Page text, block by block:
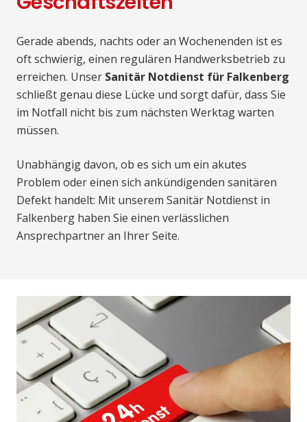
Gerade abends, nachts oder an Wochenenden ist es
oft schwierig, einen regulären Handwerksbetrieb zu
erreichen. Unser Sanitär Notdienst für Falkenberg
schließt genau diese Lücke und sorgt dafür, dass Sie
im Notfall nicht bis zum nächsten Werktag warten
müssen.
Unabhängig davon, ob es sich um ein akutes
Problem oder einen sich ankündigenden sanitären
Defekt handelt: Mit unserem Sanitär Notdienst in
Falkenberg haben Sie einen verlässlichen
Ansprechpartner an Ihrer Seite.